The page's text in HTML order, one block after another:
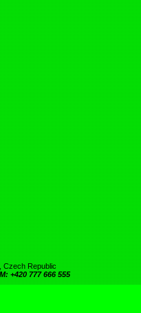
Czech Republic
M: +420 777 666 555